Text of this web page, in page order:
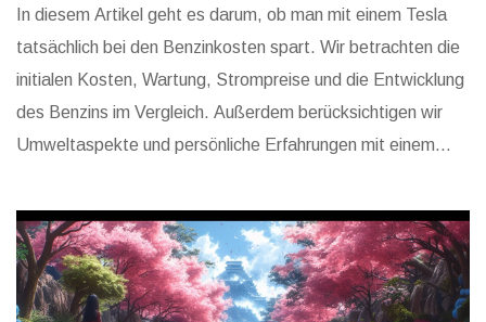
In diesem Artikel geht es darum, ob man mit einem Tesla
tatsächlich bei den Benzinkosten spart. Wir betrachten die
initialen Kosten, Wartung, Strompreise und die Entwicklung
des Benzins im Vergleich. Außerdem berücksichtigen wir
Umweltaspekte und persönliche Erfahrungen mit einem
Tipps rund um das Thema E-Mobilität und Kosteneffizienz.